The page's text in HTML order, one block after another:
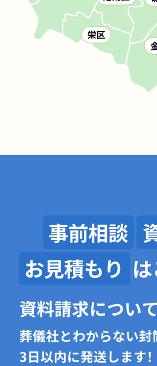
事前相談
お見積もり
資料請求について
葬儀社とわからない封
3日以内に発送します！